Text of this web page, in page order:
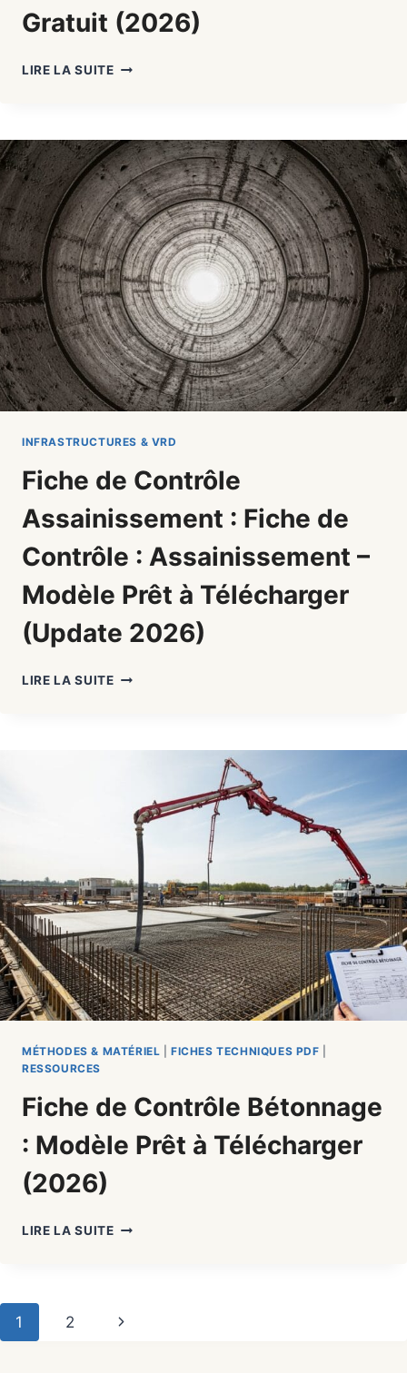
Gratuit (2026)
LIRE LA SUITEPV
PROCÈS-
VERBAL
DE
REPRISE
DES
TRAVAUX
:
MODÈLE
WORD
GRATUIT
(2026)
INFRASTRUCTURES & VRD
Fiche de Contrôle
Assainissement : Fiche de
Contrôle : Assainissement –
Modèle Prêt à Télécharger
(Update 2026)
LIRE LA SUITEFICHE
CONTRÔLE
ASSAINISSEMENT
MODÈLE
PRÊT
TÉLÉCHARGER
(UPDATE
2026)
MÉTHODES & MATÉRIEL |FICHES TECHNIQUES PDF
RESSOURCES
Fiche de Contrôle Bétonnage
: Modèle Prêt à Télécharger
(2026)
LIRE LA SUITEFICHE
MODÈLE
Navigation
1 2
Page